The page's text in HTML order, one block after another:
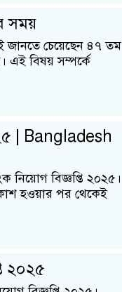
সময়
জানতে চেয়েছেন ৪৭ তম
এই বিষয় সম্পর্কে
| Bangladesh
নিয়োগ বিজ্ঞপ্তি ২০২৫।
হওয়ার পর থেকেই
২০২৫